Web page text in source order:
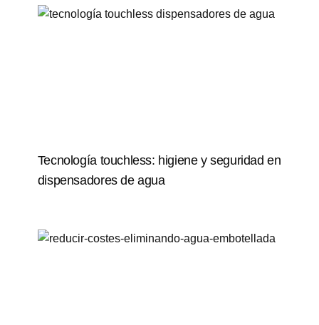
Tecnología touchless: higiene y seguridad en
dispensadores de agua